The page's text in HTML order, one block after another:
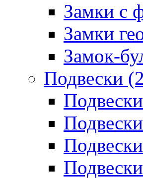
Замки с
Замки
Замок-
Подвески